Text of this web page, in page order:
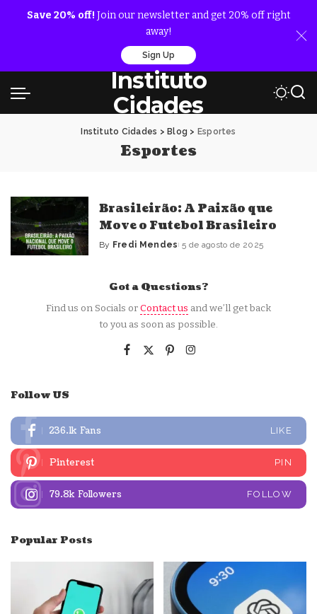
Save 20% off! Join our newsletter and get 20% off right
away!
Sign Up
Instituto
Cidades
Instituto Cidades > Blog > Esportes
Esportes
Brasileirão: A Paixão que
Move o Futebol Brasileiro
Posted
By Fredi Mendes 5 de agosto de 2025
Got a Questions?
Find us on Socials orContact us and we’ll get back
to you as soon as possible.
Follow US
236.1k Fans LIKE
Pinterest PIN
79.8k Followers FOLLOW
Popular Posts